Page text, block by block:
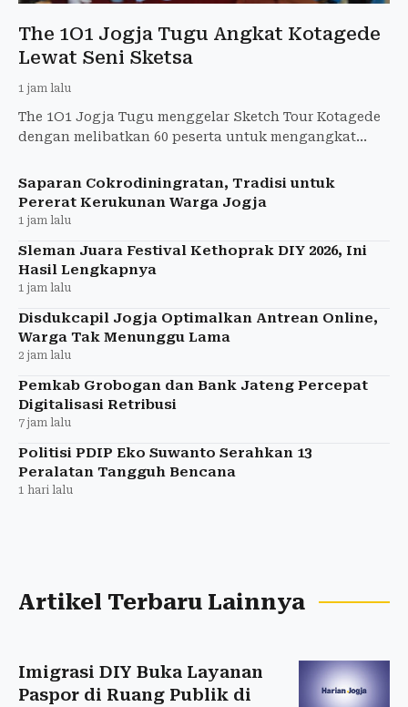
The 1O1 Jogja Tugu Angkat Kotagede
Lewat Seni Sketsa
1 jam lalu
The 1O1 Jogja Tugu menggelar Sketch Tour Kotagede
dengan melibatkan 60 peserta untuk mengangkat
Saparan Cokrodiningratan, Tradisi untuk
Pererat Kerukunan Warga Jogja
1 jam lalu
Sleman Juara Festival Kethoprak DIY 2026, Ini
Hasil Lengkapnya
1 jam lalu
Disdukcapil Jogja Optimalkan Antrean Online,
Warga Tak Menunggu Lama
2 jam lalu
Pemkab Grobogan dan Bank Jateng Percepat
Digitalisasi Retribusi
7 jam lalu
Politisi PDIP Eko Suwanto Serahkan 13
Peralatan Tangguh Bencana
1 hari lalu
Artikel Terbaru Lainnya
Imigrasi DIY Buka Layanan
Paspor di Ruang Publik di